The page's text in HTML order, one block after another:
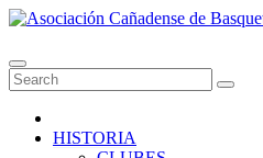
Skip
content
HISTORIA